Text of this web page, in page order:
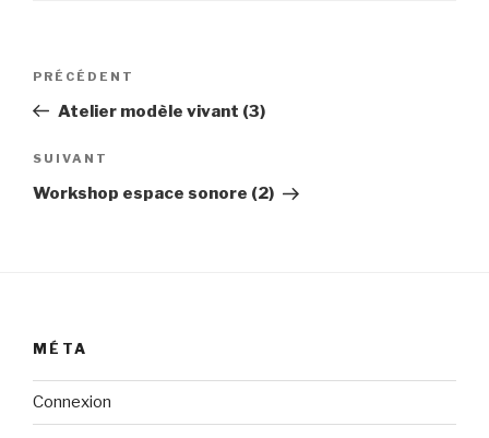
Navigation
l’article
Article
précédent
PRÉCÉDENT
Atelier modèle vivant (3)
Article
suivant
SUIVANT
Workshop espace sonore (2)
MÉTA
Connexion